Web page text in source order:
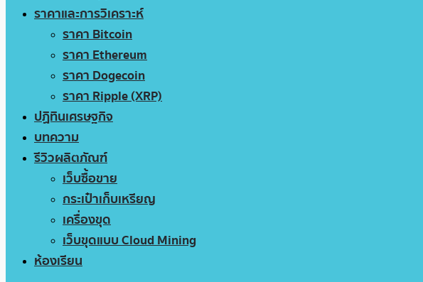
ราคาและการวิเคราะห์
ราคา Bitcoin
ราคา Ethereum
ราคา Dogecoin
ราคา Ripple (XRP)
ปฏิทินเศรษฐกิจ
บทความ
รีวิวผลิตภัณฑ์
เว็บซื้อขาย
กระเป๋าเก็บเหรียญ
เครื่องขุด
เว็บขุดแบบ Cloud Mining
ห้องเรียน